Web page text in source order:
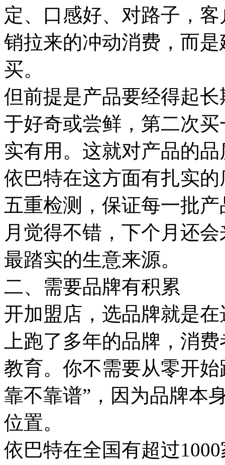
定、口感好、对路子，
销拉来的冲动消费，而
买。
但前提是产品要经得起
于好奇或尝鲜，第二次
实有用。这就对产品的
依巴特在这方面有扎实
五重检测，保证每一批
月觉得不错，下个月还
最踏实的生意来源。
二、需要品牌有积累
开加盟店，选品牌就是
上跑了多年的品牌，消
教育。你不需要从零开
靠不靠谱”，因为品牌本
位置。
依巴特在全国有超过